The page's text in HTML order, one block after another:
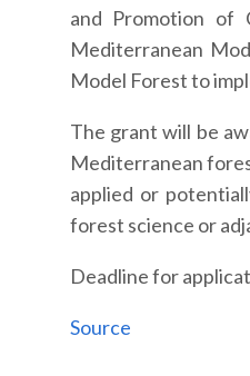
and Promotion of
Mediterranean
Model Forest to
The grant will be
Mediterranean
applied or
forest science or
Deadline for
Source